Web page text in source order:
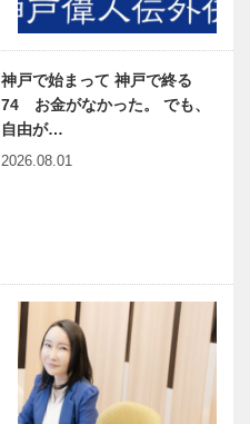
神戸で始まって 神戸で終る
74 お金がなかった。 でも、
自由が…
2026.08.01